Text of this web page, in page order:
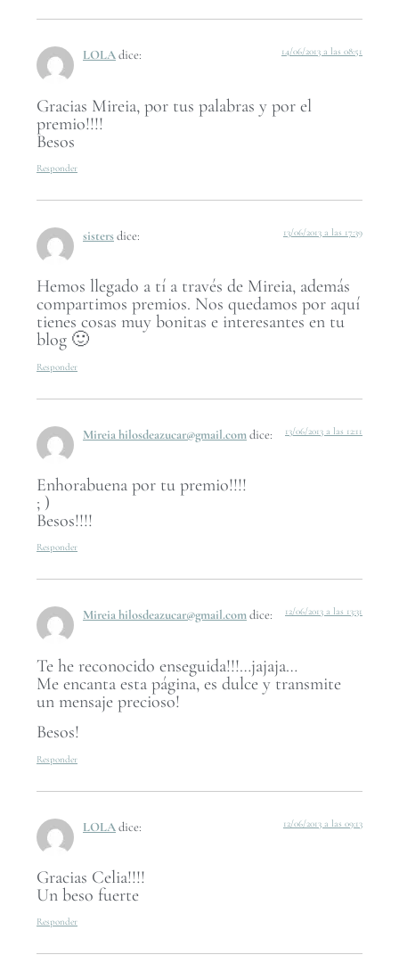
LOLAdice: 14/06/2013 a las 08:51
Gracias Mireia, por tus palabras y por el
premio!!!!
Besos
Responder
sistersdice: 13/06/2013 a las 17:39
Hemos llegado a tí a través de Mireia, además
compartimos premios. Nos quedamos por aquí
tienes cosas muy bonitas e interesantes en tu
blog 🙂
Responder
Mireia hilosdeazucar@gmail.comdice: 13/06/2013 a las 12:11
Enhorabuena por tu premio!!!!
; )
Besos!!!!
Responder
Mireia hilosdeazucar@gmail.comdice: 12/06/2013 a las 13:31
Te he reconocido enseguida!!!…jajaja…
Me encanta esta página, es dulce y transmite
un mensaje precioso!
Besos!
Responder
LOLAdice: 12/06/2013 a las 09:13
Gracias Celia!!!!
Un beso fuerte
Responder